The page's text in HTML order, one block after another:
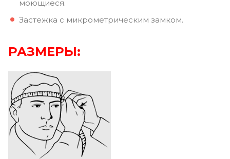
моющиеся.
Застежка с микрометрическим замком.
РАЗМЕРЫ: